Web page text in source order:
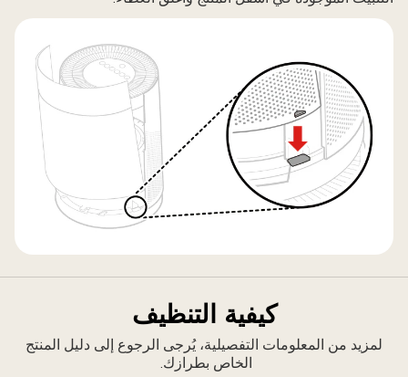
كيفية التنظيف
لمزيد من المعلومات التفصيلية، يُرجى الرجوع إلى دليل المنتج
الخاص بطرازك.